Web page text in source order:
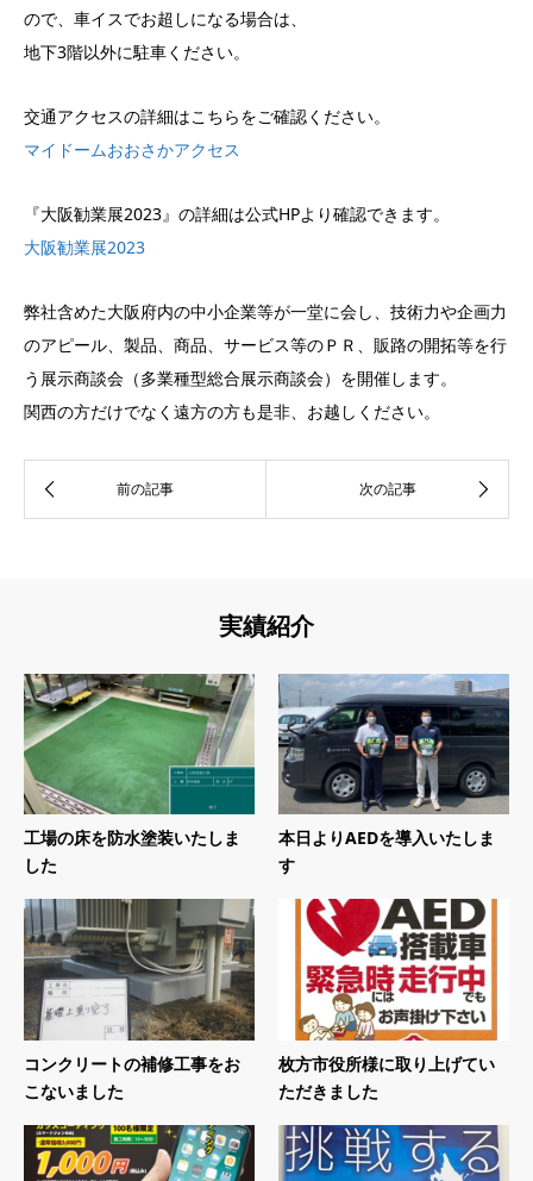
ので、車イスでお超しになる場合は、
地下3階以外に駐車ください。
交通アクセスの詳細はこちらをご確認ください。
マイドームおおさかアクセス
『大阪勧業展2023』の詳細は公式HPより確認できます。
大阪勧業展2023
弊社含めた大阪府内の中小企業等が一堂に会し、技術力や企画力
のアピール、製品、商品、サービス等のＰＲ、販路の開拓等を行
う展示商談会（多業種型総合展示商談会）を開催します。
関西の方だけでなく遠方の方も是非、お越しください。
実績紹介
工場の床を防水塗装いたしま
した
本日よりAEDを導入いたしま
す
コンクリートの補修工事をお
こないました
枚方市役所様に取り上げてい
ただきました